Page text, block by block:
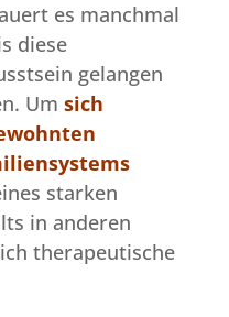
es manchmal
diese
gelangen
Um sich
starken
in anderen
therapeutische